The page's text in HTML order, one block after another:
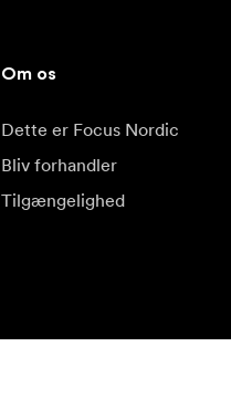
Om os
Dette er Focus Nordic
Bliv forhandler
Tilgængelighed